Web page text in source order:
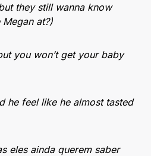
they still wanna know
at?)
you won’t get your baby
he feel like he almost tasted
eles ainda querem saber